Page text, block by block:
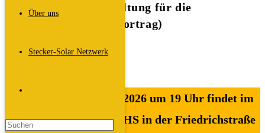
Über uns
Stecker-Solar Netzwerk
Suche
Informationsveranstaltung für die
Steckersolaranlage (Vortrag)
Beitrags-
Autor:
Dali
Beitrag
Unser Vortrag am 29.1.2026 um 19 Uhr findet im
historischen Saal der VHS in der Friedrichstraße